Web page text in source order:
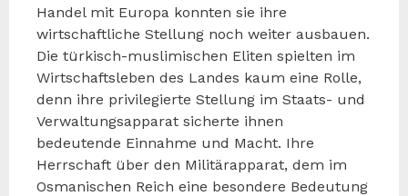
Handel mit Europa konnten sie ihre
wirtschaftliche Stellung noch weiter ausbauen.
Die türkisch-muslimischen Eliten spielten im
Wirtschaftsleben des Landes kaum eine Rolle,
denn ihre privilegierte Stellung im Staats- und
Verwaltungsapparat sicherte ihnen
bedeutende Einnahme und Macht. Ihre
Herrschaft über den Militärapparat, dem im
Osmanischen Reich eine besondere Bedeutung